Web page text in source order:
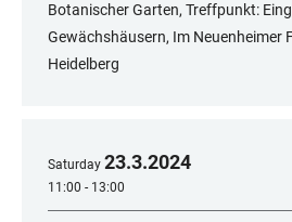
Botanischer Garten, Treffpunkt:
Gewächshäusern, Im Neuenheimer
Heidelberg
Saturday 23.3.2024
11:00 - 13:00